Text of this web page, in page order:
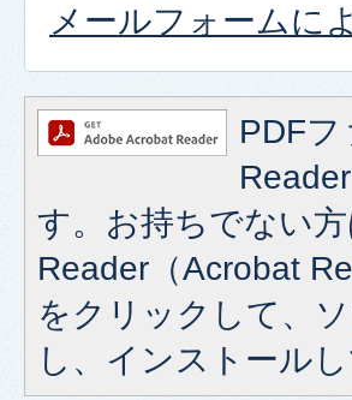
メールフォームに
PDF
す。お持ちでない
Reader（Acrobat
をクリックして、
し、インストール